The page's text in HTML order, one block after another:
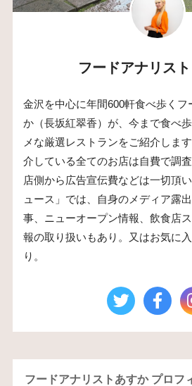
フードアナリス
金沢を中心に年間600軒食べ歩くフ
か（長坂紅翠香）が、今まで食べ
メな厳選レストランをご紹介しま
介している全てのお店は自費で調
店側から広告宣伝費などは一切頂
ュース」では、自身のメディア露
事、ニューオープン情報、飲食店
報の取り扱いもあり。又はお気に
り。
フードアナリストあすか プロフ